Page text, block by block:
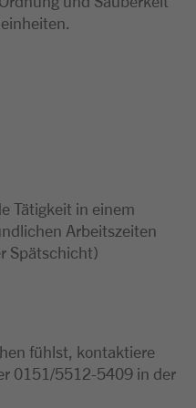
Tätigkeit in einem
Arbeitszeiten
Spätschicht)
fühlst, kontaktiere
0151/5512-5409 in der